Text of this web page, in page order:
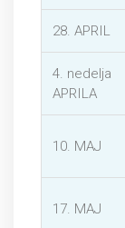
28. APRIL
4. nedelja
APRILA
10. MAJ
17. MAJ